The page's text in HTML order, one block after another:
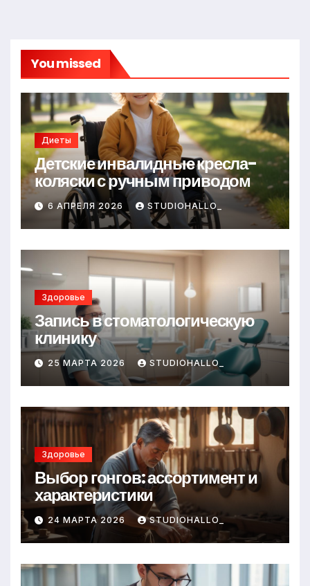
You missed
Диеты
Детские инвалидные кресла-
коляски с ручным приводом
6 АПРЕЛЯ 2026 STUDIOHALLO_
Здоровье
Запись в стоматологическую
клинику
25 МАРТА 2026 STUDIOHALLO_
Здоровье
Выбор гонгов: ассортимент и
характеристики
24 МАРТА 2026 STUDIOHALLO_